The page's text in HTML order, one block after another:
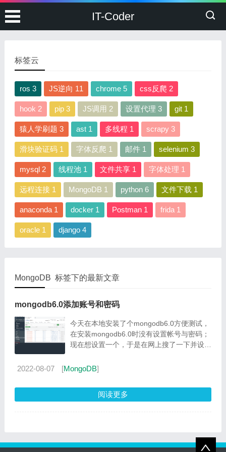
IT-Coder
标签云
ros 3 JS逆向 11 chrome 5 css反爬 2
hook 2 pip 3 JS调用 2 设置代理 3 git 1
猿人学刷题 3 ast 1 多线程 1 scrapy 3
滑块验证码 1 字体反爬 1 邮件 1 selenium 3
mysql 2 线程池 1 文件共享 1 字体处理 1
远程连接 1 MongoDB 1 python 6 文件下载 1
anaconda 1 docker 1 Postman 1 frida 1
oracle 1 django 4
MongoDB 标签下的最新文章
mongodb6.0添加账号和密码
今天在本地安装了个mongodb6.0方便测试，
在安装mongodb6.0时没有设置帐号与密码；
现在想设置一个，于是在网上搜了一下并设置
因为安装时没设置账号密码，所以默认是没有
2022-08-07 [MongoDB]
阅读更多